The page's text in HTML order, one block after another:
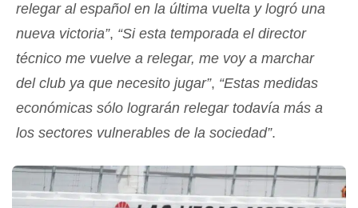
relegar al español en la última vuelta y logró una
nueva victoria”, “Si esta temporada el director
técnico me vuelve a relegar, me voy a marchar
del club ya que necesito jugar”, “Estas medidas
económicas sólo lograrán relegar todavía más a
los sectores vulnerables de la sociedad”.